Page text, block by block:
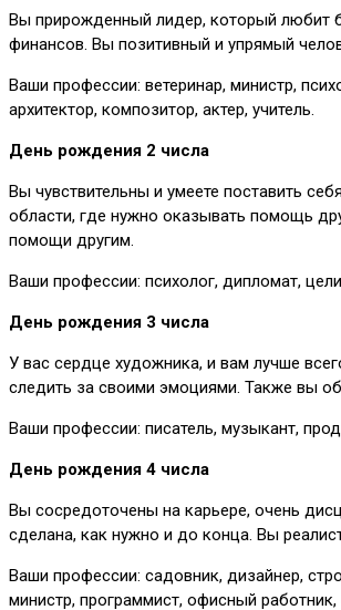
Вы прирожденный лидер, который любит
финансов. Вы позитивный и упрямый
Ваши профессии: ветеринар, министр,
архитектор, композитор, актер, учитель.
День рождения 2 числа
Вы чувствительны и умеете поставить
области, где нужно оказывать помощь
помощи другим.
Ваши профессии: психолог, дипломат,
День рождения 3 числа
У вас сердце художника, и вам лучше
следить за своими эмоциями. Также вы
Ваши профессии: писатель, музыкант,
День рождения 4 числа
Вы сосредоточены на карьере, очень
сделана, как нужно и до конца. Вы
Ваши профессии: садовник, дизайнер,
министр, программист, офисный